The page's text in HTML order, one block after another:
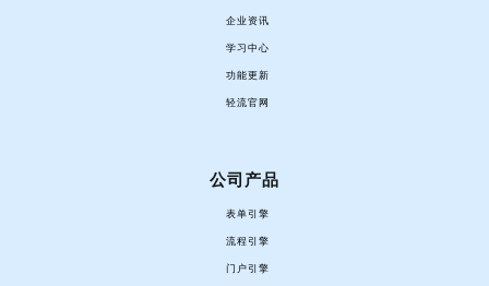
企业资讯
学习中心
功能更新
轻流官网
公司产品
表单引擎
流程引擎
门户引擎